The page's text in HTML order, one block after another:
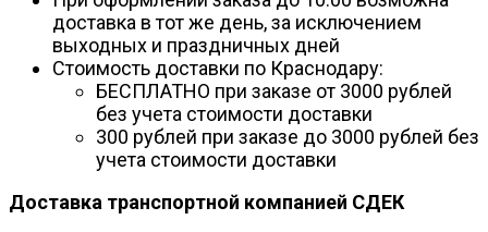
доставка в тот же день, за исключением
выходных и праздничных дней
Стоимость доставки по Краснодару:
БЕСПЛАТНО при заказе от 3000 рублей
без учета стоимости доставки
300 рублей при заказе до 3000 рублей без
учета стоимости доставки
Доставка транспортной компанией СДЕК